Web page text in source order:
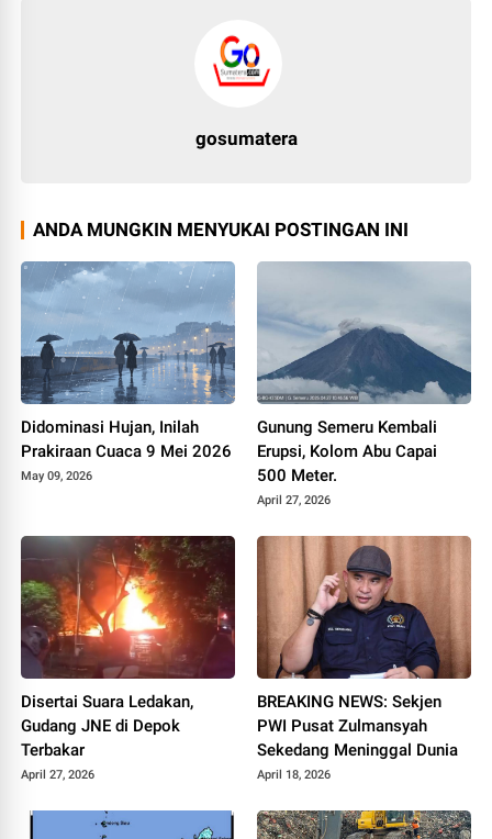
gosumatera
ANDA MUNGKIN MENYUKAI POSTINGAN INI
Didominasi Hujan, Inilah
Prakiraan Cuaca 9 Mei 2026
May 09, 2026
Gunung Semeru Kembali
Erupsi, Kolom Abu Capai
500 Meter.
April 27, 2026
Disertai Suara Ledakan,
Gudang JNE di Depok
Terbakar
April 27, 2026
BREAKING NEWS: Sekjen
PWI Pusat Zulmansyah
Sekedang Meninggal Dunia
April 18, 2026